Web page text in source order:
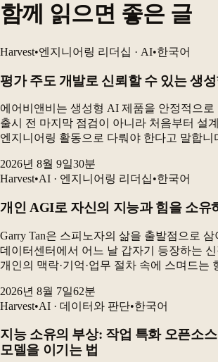
함께 읽으면 좋은 글
Harvest•엔지니어링 리더십 · AI•한국어
평가 주도 개발로 신뢰할 수 있는 생성
에어비앤비는 생성형 AI 제품을 안정적으로
출시 전 마지막 점검이 아니라 처음부터 설
엔지니어링 활동으로 다뤄야 한다고 말합니
판단을 함께 사용하며, 특히 에이전트 시스템
2026년 8월 9일30분
Harvest•AI · 엔지니어링 리더십•한국어
개인 AGI로 자신의 지능과 힘을 소유
Garry Tan은 스피노자의 삶을 출발점으로
데이터센터에서 어느 날 갑자기 등장하는
개인의 맥락·기억·업무 절차 속에 스며드는
모델을 잠시 구독하는 데 그치지 말고, 자신의
2026년 8월 7일62분
Harvest•AI · 데이터와 판단•한국어
지능 소유의 부상: 작업 특화 오픈소
모델을 이기는 법